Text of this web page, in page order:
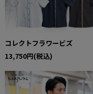
コレクトフラワービズ
13,750円(税込)